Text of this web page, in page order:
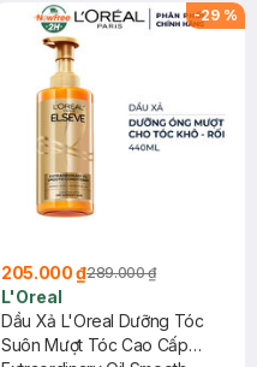
-29 %
205.000 ₫289.000 ₫
L'Oreal
Dầu Xả L'Oreal Dưỡng Tóc
Suôn Mượt Tóc Cao Cấp